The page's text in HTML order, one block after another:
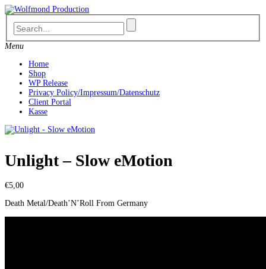
Skip
to
content
Menu
Home
Shop
WP Release
Privacy Policy/Impressum/Datenschutz
Client Portal
Kasse
Unlight – Slow eMotion
€5,00
Death Metal/Death’N’Roll From Germany